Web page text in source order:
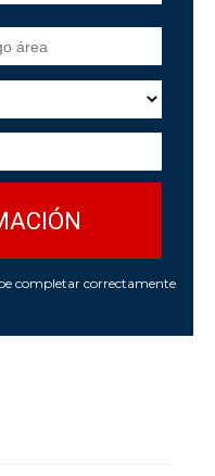
completar correctamente